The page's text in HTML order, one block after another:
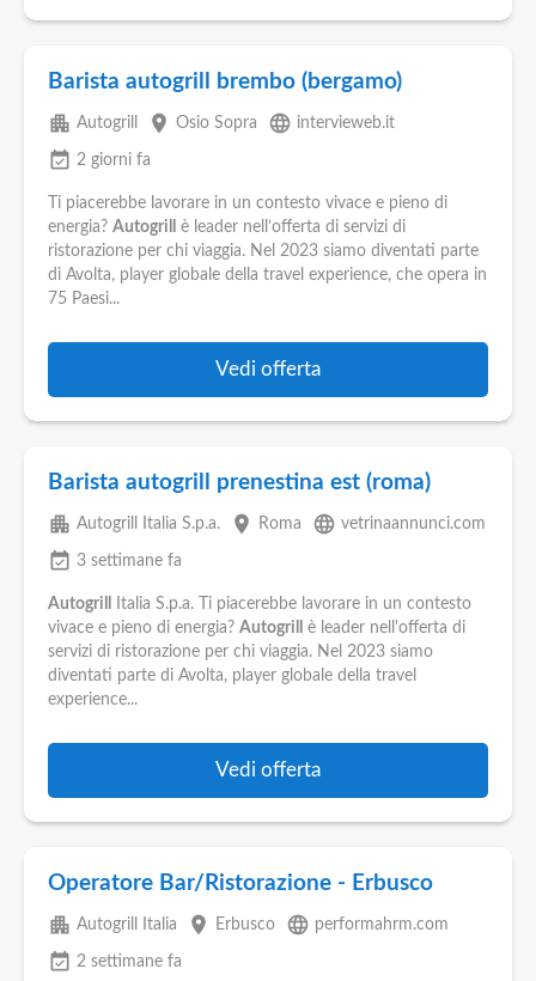
Barista autogrill brembo (bergamo)
apartment Autogrill place Osio Sopra language intervieweb.it
event_available 2 giorni fa
Ti piacerebbe lavorare in un contesto vivace e pieno di
energia? Autogrill
è leader nell’offerta di servizi di
ristorazione per chi viaggia. Nel 2023 siamo diventati parte
di Avolta, player globale della travel experience, che opera in
75 Paesi...
Vedi offerta
Barista autogrill prenestina est (roma)
apartment Autogrill Italia S.p.a. place Roma language vetrinaannunci.com
event_available 3 settimane fa
Autogrill
Italia S.p.a. Ti piacerebbe lavorare in un contesto
vivace e pieno di energia? Autogrill
è leader nell'offerta di
servizi di ristorazione per chi viaggia. Nel 2023 siamo
diventati parte di Avolta, player globale della travel
experience...
Vedi offerta
Operatore Bar/Ristorazione - Erbusco
apartment Autogrill Italia place Erbusco language performahrm.com
event_available 2 settimane fa